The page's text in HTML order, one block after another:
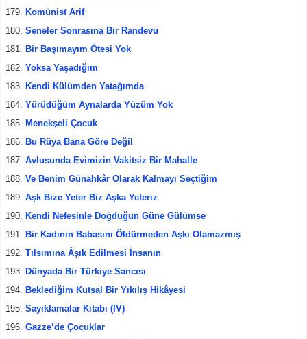
Komünist Arif
Seneler Sonrasına Bir Randevu
Bir Başımayım Ötesi Yok
Yoksa Yaşadığım
Kendi Külümden Yatağımda
Yürüdüğüm Aynalarda Yüzüm Yok
Menekşeli Çocuk
Bu Rüya Bana Göre Değil
Avlusunda Evimizin Vakitsiz Bir Mahalle
Ve Benim Günahkâr Olarak Kalmayı Seçtiğim
Aşk Bize Yeter Biz Aşka Yeteriz
Kendi Nefesinle Doğduğun Güne Gülümse
Bir Kadının Babasını Öldürmeden Aşkı Olamazmış
Tılsımına Âşık Edilmesi İnsanın
Dünyada Bir Türkiye Sancısı
Beklediğim Kutsal Bir Yıkılış Hikâyesi
Sayıklamalar Kitabı (IV)
Gazze’de Çocuklar